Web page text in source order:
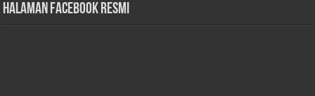
Halaman Facebook Resmi